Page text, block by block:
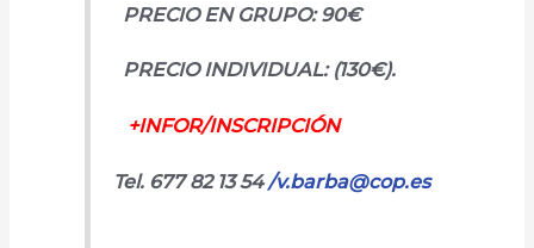
PRECIO EN GRUPO: 90€
PRECIO INDIVIDUAL: (130€).
+INFOR/INSCRIPCIÓN
Tel. 677 82 13 54/v.barba@cop.es